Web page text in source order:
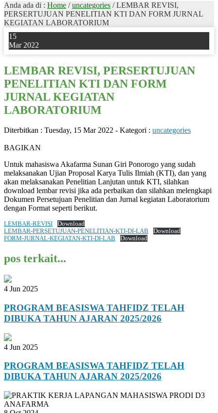
Anda ada di : Home /uncategories /LEMBAR REVISI,
PERSERTUJUAN PENELITIAN KTI DAN FORM JURNAL
KEGIATAN LABORATORIUM
15
Mar 2022
LEMBAR REVISI, PERSERTUJUAN
PENELITIAN KTI DAN FORM
JURNAL KEGIATAN
LABORATORIUM
Diterbitkan : Tuesday, 15 Mar 2022 - Kategori : uncategories
BAGIKAN
Untuk mahasiswa Akafarma Sunan Giri Ponorogo yang sudah
melaksanakan Ujian Proposal Karya Tulis Ilmiah (KTI), dan yang
akan melaksanakan Penelitian Lanjutan untuk KTI, silahkan
download lembar revisi jika ada perbaikan dan silahkan melengkapi
Dokumen Persetujuan Penelitian dan Jurnal kegiatan Laboratorium
dengan Format seperti berikut.
LEMBAR-REVISI
Download
LEMBAR-PERSETUJUAN-PENELITIAN-KTI-DI-LAB
Download
FORM-JURNAL-KEGIATAN-KTI-DI-LAB
Download
pos terkait...
4 Jun 2025
PROGRAM BEASISWA TAHFIDZ TELAH
DIBUKA TAHUN AJARAN 2025/2026
4 Jun 2025
PROGRAM BEASISWA TAHFIDZ TELAH
DIBUKA TAHUN AJARAN 2025/2026